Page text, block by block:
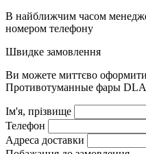
В найближчим часом
номером телефону
Швидке замовлення
Ви можете миттєво
Противотуманные фары
Ім'я, прізвище
Телефон
Адреса доставки